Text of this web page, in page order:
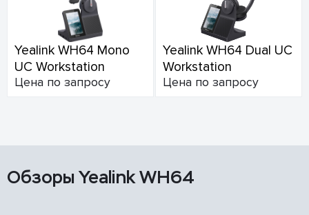
Yealink WH64 Mono
UC Workstation
Цена по запросу
Yealink WH64 Dual UC
Workstation
Цена по запросу
Обзоры Yealink WH64